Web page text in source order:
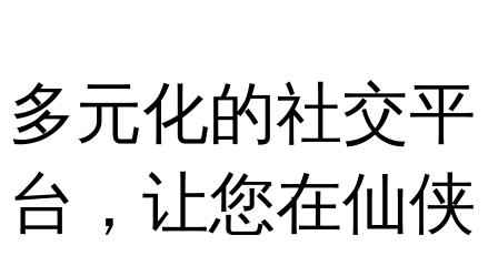
多元化的社交平
台，让您在仙侠